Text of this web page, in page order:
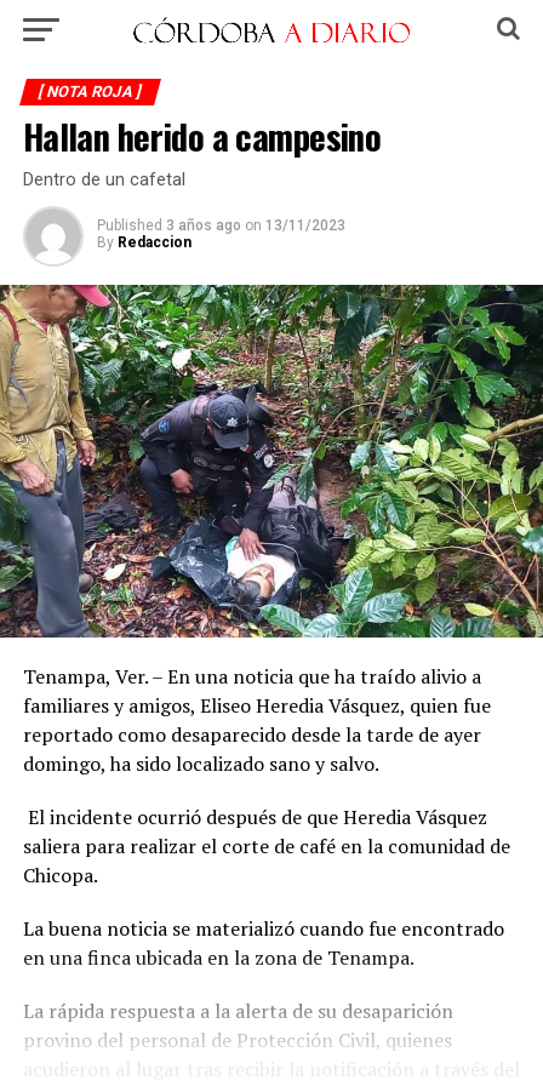
[ NOTA ROJA ]
Hallan herido a campesino
Dentro de un cafetal
Published 3 años ago on 13/11/2023
By Redaccion
Tenampa, Ver. – En una noticia que ha traído alivio a
familiares y amigos, Eliseo Heredia Vásquez, quien fue
reportado como desaparecido desde la tarde de ayer
domingo, ha sido localizado sano y salvo.
El incidente ocurrió después de que Heredia Vásquez
saliera para realizar el corte de café en la comunidad de
Chicopa.
La buena noticia se materializó cuando fue encontrado
en una finca ubicada en la zona de Tenampa.
La rápida respuesta a la alerta de su desaparición
provino del personal de Protección Civil, quienes
acudieron al lugar tras recibir la notificación a través del